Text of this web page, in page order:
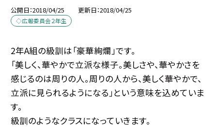
公開日 2018/04/25 更新日 2018/04/25
◇広報委員会２年生
2年A組の級訓は「豪華絢爛」です。
「美しく、華やかで立派な様子。美しさや、華やかさを
感じるのは周りの人。周りの人から、美しく華やかで、
立派に見られるようになる」という意味を込めていま
す。
級訓のようなクラスになっていきます。